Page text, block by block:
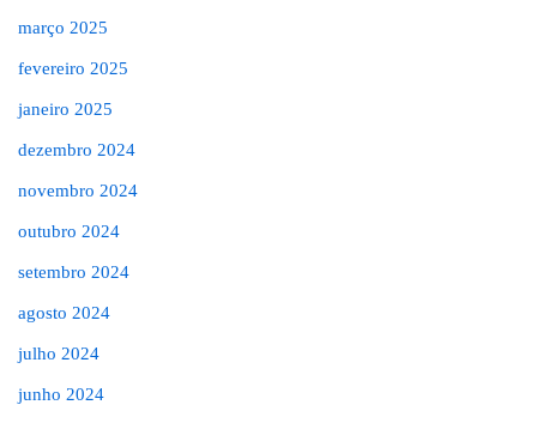
março 2025
fevereiro 2025
janeiro 2025
dezembro 2024
novembro 2024
outubro 2024
setembro 2024
agosto 2024
julho 2024
junho 2024